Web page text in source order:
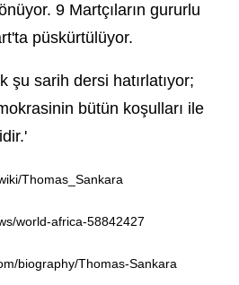
9 Martçıların gururlu
püskürtülüyor.
şu sarih dersi hatırlatıyor;
bütün koşulları ile
Thomas_Sankara
world-africa-58842427
biography/Thomas-Sankara